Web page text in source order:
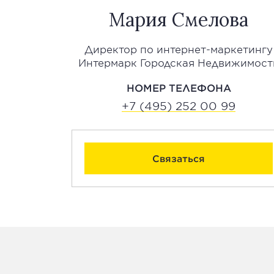
Мария Смелова
Директор по интернет-маркетингу
Интермарк Городская
НОМЕР ТЕЛЕФОНА
+7 (495) 252 00 99
Связаться